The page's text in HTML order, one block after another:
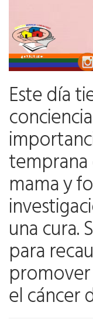
Este día
temprana
mama y
una cura.
para
el cáncer